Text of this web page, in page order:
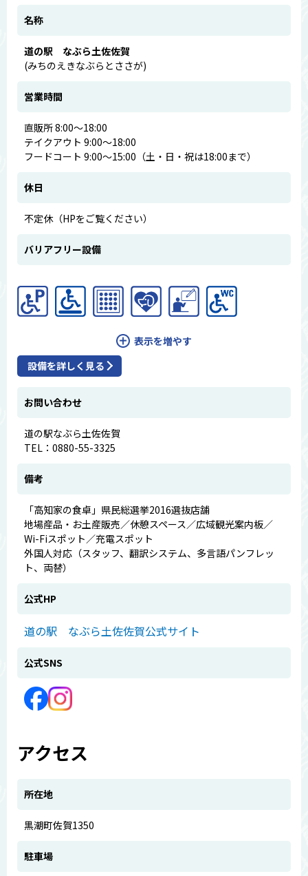
名称
道の駅 なぶら土佐佐賀
(みちのえきなぶらとささが)
営業時間
直販所 8:00～18:00
テイクアウト 9:00～18:00
フードコート 9:00～15:00（土・日・祝は18:00まで）
休日
不定休（HPをご覧ください）
バリアフリー設備
表示を増やす
設備を詳しく見る
お問い合わせ
道の駅なぶら土佐佐賀
TEL：0880-55-3325
備考
「高知家の食卓」県民総選挙2016選抜店舗
地場産品・お土産販売／休憩スペース／広域観光案内板／
Wi-Fiスポット／充電スポット
外国人対応（スタッフ、翻訳システム、多言語パンフレッ
ト、両替）
公式HP
道の駅 なぶら土佐佐賀公式サイト
公式SNS
アクセス
所在地
黒潮町佐賀1350
駐車場